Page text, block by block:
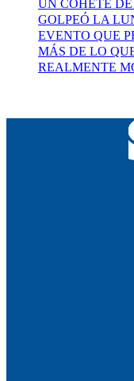
UN COHETE DE
GOLPEÓ LA
EVENTO QUE
MÁS DE LO
REALMENTE